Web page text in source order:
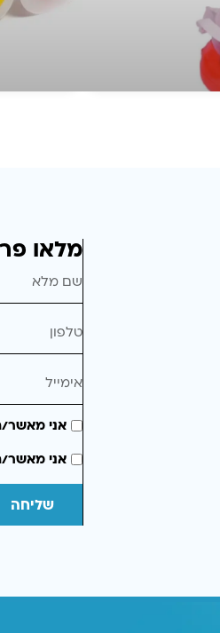
מלאו
אני
אני מאשר/
שליחה